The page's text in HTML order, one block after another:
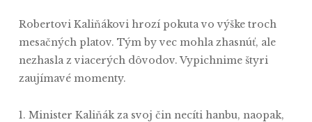
Robertovi Kaliňákovi hrozí pokuta vo výške troch
mesačných platov. Tým by vec mohla zhasnúť, ale
nezhasla z viacerých dôvodov. Vypichnime štyri
zaujímavé momenty.
1. Minister Kaliňák za svoj čin necíti hanbu, naopak,